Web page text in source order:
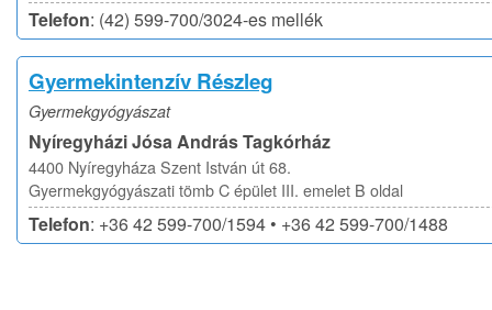
Telefon: (42) 599-700/3024-es mellék
Gyermekintenzív Részleg
Gyermekgyógyászat
Nyíregyházi Jósa András Tagkórház
4400 Nyíregyháza Szent István út 68.
Gyermekgyógyászati tömb C épület III. emelet B oldal
Telefon: +36 42 599-700/1594 • +36 42 599-700/1488